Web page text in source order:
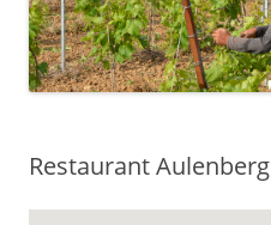
Restaurant Aulenberg